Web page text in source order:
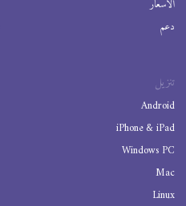
الأسعار
دعم
تنزيل
Android
iPhone & iPad
Windows PC
Mac
Linux